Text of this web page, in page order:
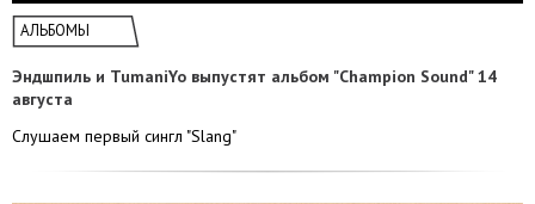
АЛЬБОМЫ
Эндшпиль и TumaniYo выпустят альбом "Champion Sound" 14
августа
Слушаем первый сингл "Slang"